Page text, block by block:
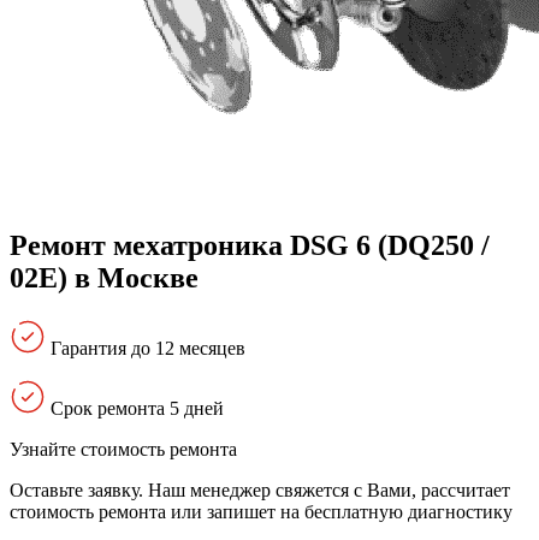
Ремонт мехатроника DSG 6 (DQ250 /
02E) в Москве
Гарантия до 12 месяцев
Срок ремонта 5 дней
Узнайте стоимость ремонта
Оставьте заявку. Наш менеджер свяжется с Вами, расcчитает
стоимость ремонта или запишет на бесплатную диагностику